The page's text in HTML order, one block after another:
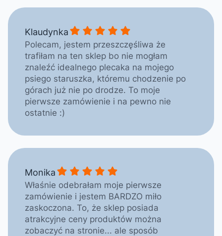
Klaudynka
Klaudynka gave a rating of: 5
Polecam, jestem przeszczęśliwa że
trafiłam na ten sklep bo nie mogłam
znaleźć idealnego plecaka na mojego
psiego staruszka, któremu chodzenie po
górach już nie po drodze. To moje
pierwsze zamówienie i na pewno nie
ostatnie :)
Monika
Monika gave a rating of: 5
Właśnie odebrałam moje pierwsze
zamówienie i jestem BARDZO miło
zaskoczona. To, że sklep posiada
atrakcyjne ceny produktów można
zobaczyć na stronie... ale sposób